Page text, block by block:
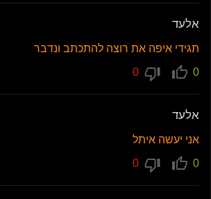
אלעד
תגידי איפה את רוצה להתכתב ונדבר
0
אלעד
אני יעשה איתל
0